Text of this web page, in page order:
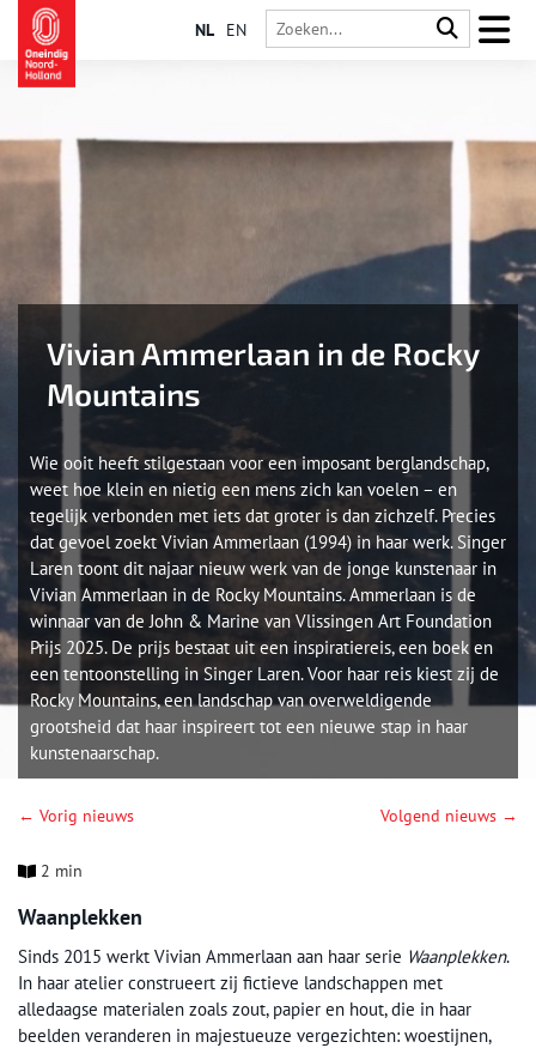
NL EN
Vivian Ammerlaan in de Rocky
Mountains
Wie ooit heeft stilgestaan voor een imposant berglandschap,
weet hoe klein en nietig een mens zich kan voelen – en
tegelijk verbonden met iets dat groter is dan zichzelf. Precies
dat gevoel zoekt Vivian Ammerlaan (1994) in haar werk. Singer
Laren toont dit najaar nieuw werk van de jonge kunstenaar in
Vivian Ammerlaan in de Rocky Mountains. Ammerlaan is de
winnaar van de John & Marine van Vlissingen Art Foundation
Prijs 2025. De prijs bestaat uit een inspiratiereis, een boek en
een tentoonstelling in Singer Laren. Voor haar reis kiest zij de
Rocky Mountains, een landschap van overweldigende
grootsheid dat haar inspireert tot een nieuwe stap in haar
kunstenaarschap.
← Vorig nieuws Volgend nieuws →
2 min
Waanplekken
Sinds 2015 werkt Vivian Ammerlaan aan haar serie Waanplekken.
In haar atelier construeert zij fictieve landschappen met
alledaagse materialen zoals zout, papier en hout, die in haar
beelden veranderen in majestueuze vergezichten: woestijnen,